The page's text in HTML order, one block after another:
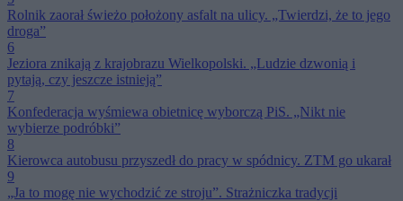
Rolnik zaorał świeżo położony asfalt na ulicy. „Twierdzi, że to jego
droga”
6
Jeziora znikają z krajobrazu Wielkopolski. „Ludzie dzwonią i
pytają, czy jeszcze istnieją”
7
Konfederacja wyśmiewa obietnicę wyborczą PiS. „Nikt nie
wybierze podróbki”
8
Kierowca autobusu przyszedł do pracy w spódnicy. ZTM go ukarał
9
„Ja to mogę nie wychodzić ze stroju”. Strażniczka tradycji